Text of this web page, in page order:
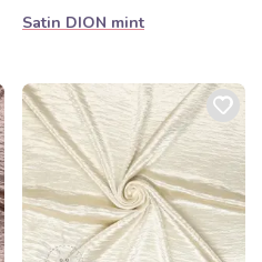
Satin DION mint